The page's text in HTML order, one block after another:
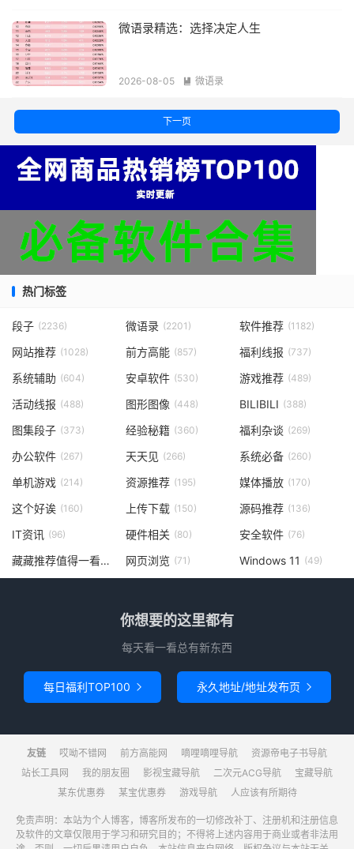
微语录精选：选择决定人生
2026-08-05  微语录
下一页
热门标签
段子 (2236) 微语录 (2201) 软件推荐 (1182)
网站推荐 (1028) 前方高能 (857) 福利线报 (737)
系统辅助 (604) 安卓软件 (530) 游戏推荐 (489)
活动线报 (488) 图形图像 (448) BILIBILI (388)
图集段子 (373) 经验秘籍 (360) 福利杂谈 (269)
办公软件 (267) 天天见 (266) 系统必备 (260)
单机游戏 (214) 资源推荐 (195) 媒体播放 (170)
这个好诶 (160) 上传下载 (150) 源码推荐 (136)
IT资讯 (96) 硬件相关 (80) 安全软件 (76)
藏藏推荐值得一看(73) 网页浏览 (71) Windows 11 (49)
你想要的这里都有
每天看一看总有新东西
每日福利TOP100  永久地址/地址发布页 
友链 哎呦不错网 前方高能网 嘀哩嘀哩导航
资源帝电子书导航
站长工具网
我的朋友圈 影视宝藏导航 二次元ACG导航
宝藏导航
某东优惠券
某宝优惠券 游戏导航 人应该有所期待
免责声明：本站为个人博客，博客所发布的一切修改补丁、注册机和注册信息
及软件的文章仅限用于学习和研究目的；不得将上述内容用于商业或者非法用